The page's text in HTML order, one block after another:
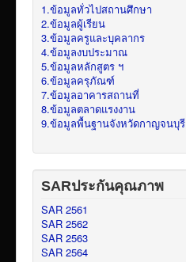
1.ข้อมูลทั่วไปสถานศึกษา
2.ข้อมูลผู้เรียน
3.ข้อมูลครูและบุคลากร
4.ข้อมูลงบประมาณ
5.ข้อมูลหลักสูตร ฯ
6.ข้อมูลครุภัณฑ์
7.ข้อมูลอาคารสถานที่
8.ข้อมูลตลาดแรงงาน
9.ข้อมูลพื้นฐานจังหวัดกาญจนบุรี
SARประกันคุณภาพ
SAR 2561
SAR 2562
SAR 2563
SAR 2564